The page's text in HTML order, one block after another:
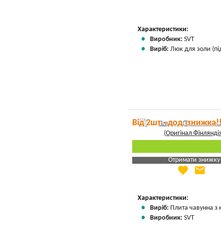
Характеристики:
Виробник: SVT
Виріб: Люк для золи
Від 2шт - дод.
Отримати знижку
Яка Ваша ціна
favorite email
Характеристики:
Виріб: Плита чавунна
Виробник: SVT